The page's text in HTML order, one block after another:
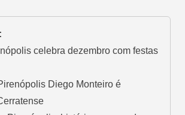
celebra dezembro com festas
Diego Monteiro é